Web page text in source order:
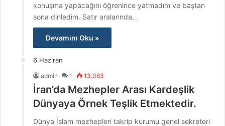
konuşma yapacağını öğrenince yatmadım ve baştan
sona dinledim. Satır aralarında…
Devamını Oku »
6 Haziran
admin 1 13.063
İran’da Mezhepler Arası Kardeşlik
Dünyaya Örnek Teşlik Etmektedir.
Dünya İslam mezhepleri takrip kurumu genel sekreteri